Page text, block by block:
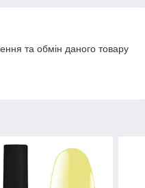
та обмін даного товару